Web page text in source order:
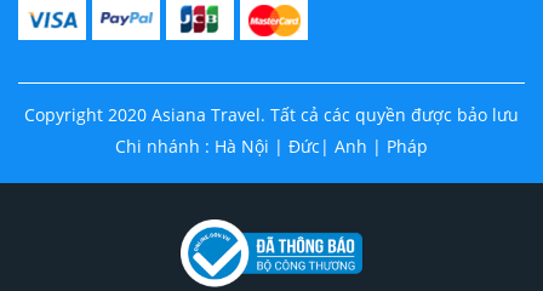
Copyright 2020 Asiana Travel. Tất cả các quyền được bảo lưu
Chi nhánh : Hà Nội | Đức| Anh | Pháp